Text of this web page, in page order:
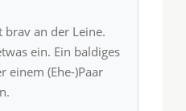
an der Leine.
ein. Ein baldiges
einem (Ehe-)Paar